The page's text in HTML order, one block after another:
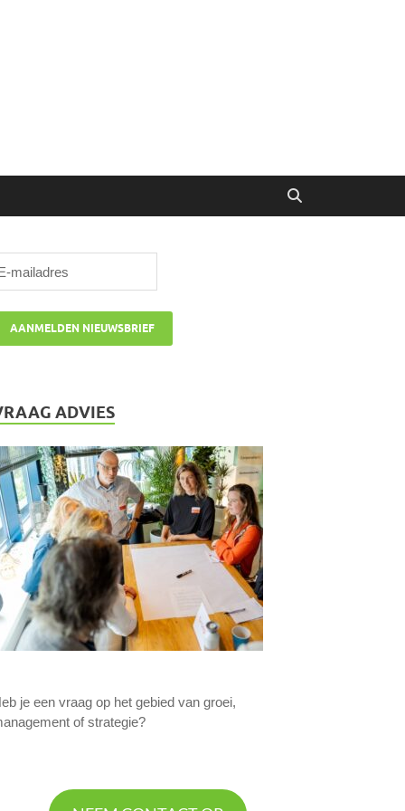
ADVIES
je een vraag op het gebied van groei,
of strategie?